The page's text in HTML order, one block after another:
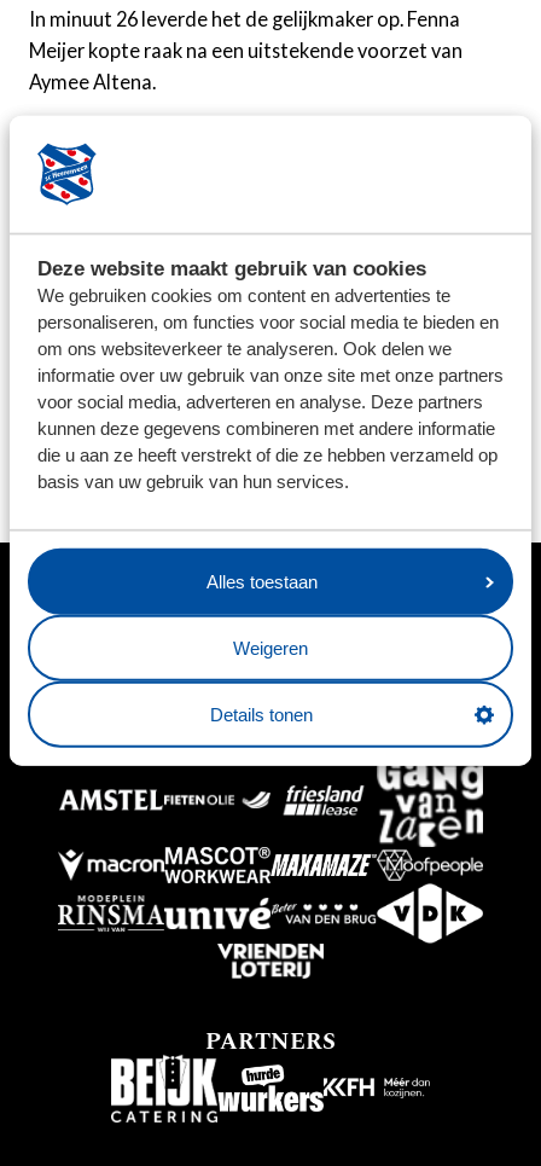
Deze website maakt gebruik van cookies
We gebruiken cookies om content en advertenties te
personaliseren, om functies voor social media te bieden en
om ons websiteverkeer te analyseren. Ook delen we
informatie over uw gebruik van onze site met onze partners
voor social media, adverteren en analyse. Deze partners
kunnen deze gegevens combineren met andere informatie
die u aan ze heeft verstrekt of die ze hebben verzameld op
basis van uw gebruik van hun services.
Alles toestaan
Weigeren
Details tonen
In minuut 26 leverde het de gelijkmaker op. Fenna
Meijer kopte raak na een uitstekende voorzet van
Aymee Altena.
voorsprong. Jaimy Ravensberger scoorde op aangeven
van Jill Roord. In de blessuretijd maakte de spits nog
een doelpunt, waardoor de ruststand 3-1 was. Na de
pauze kregen beide ploegen kansen, waarbij Elize van
Vilsteren de bal na 66 minuten tegen de paal schoot
namens de uitploeg.
In minuut 78 werd de marge nog groter, door een
strafschop die Ravensbergen binnenschoot. Het
laatste doelpunt van de wedstrijd viel in blessuretijd.
Katelyn Hendriks scoorde, waardoor de eindstand
HOOFDSPONSOR
BUSINESSPARTNERS
PARTNERS